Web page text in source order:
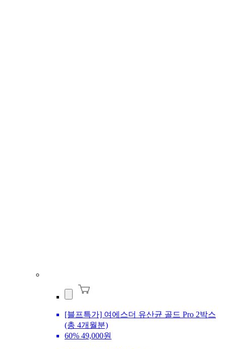
[블프특가] 여에스더 유산균 골드 Pro 2박스
(총 4개월분)
60% 49,000원